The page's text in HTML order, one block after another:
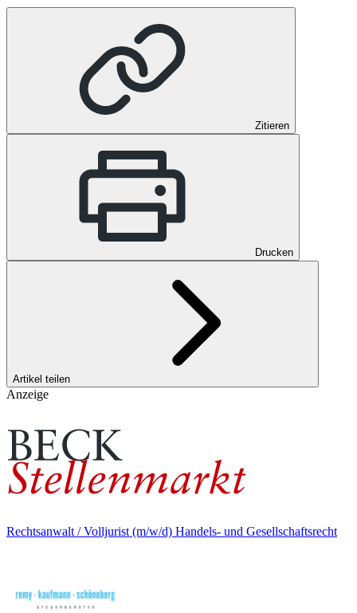
Zitieren
Drucken
Artikel teilen
Anzeige
Rechtsanwalt / Volljurist (m/w/d) Handels- und Gesellschaftsrecht